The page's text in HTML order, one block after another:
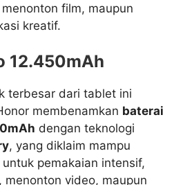
film, maupun
kreatif.
12.450mAh
terbesar dari tablet ini
membenamkan baterai
dengan teknologi
, yang diklaim mampu
pemakaian intensif,
video, maupun